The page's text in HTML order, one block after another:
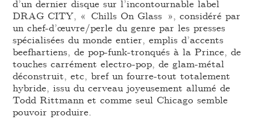
d’un dernier disque sur l’incontournable label
DRAG CITY, « Chills On Glass », considéré par
un chef-d’œuvre/perle du genre par les presses
spécialisées du monde entier, emplis d’accents
beefhartiens, de pop-funk-tronqués à la Prince, de
touches carrément electro-pop, de glam-métal
déconstruit, etc, bref un fourre-tout totalement
hybride, issu du cerveau joyeusement allumé de
Todd Rittmann et comme seul Chicago semble
pouvoir produire.